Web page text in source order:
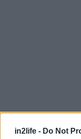
in2life - Do Not
Αναζήτηση